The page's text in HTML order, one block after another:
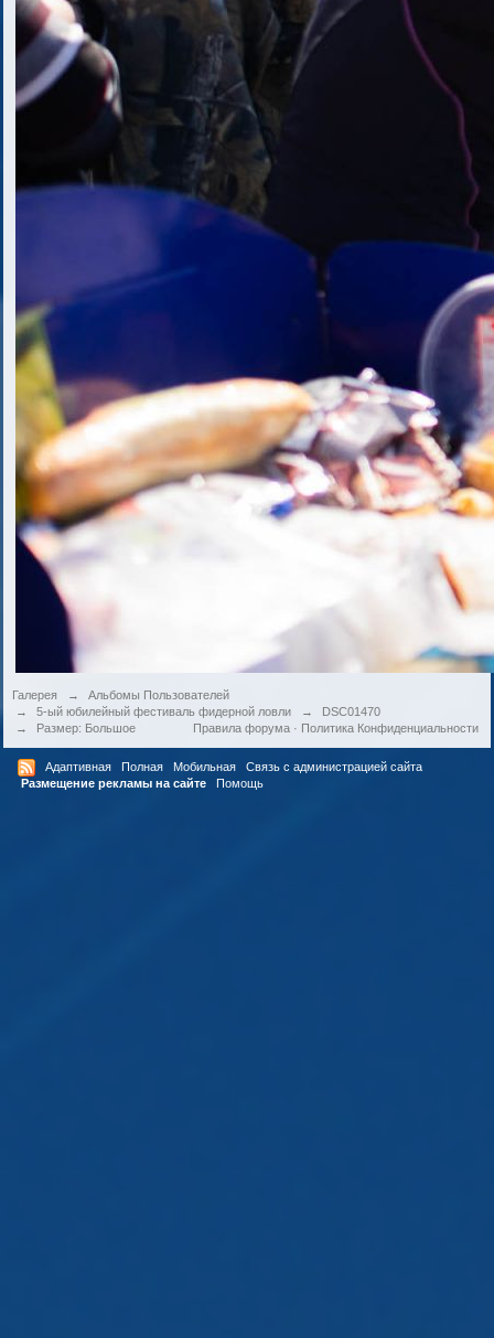
Галерея →
Альбомы Пользователей
→
5-ый юбилейный фестиваль фидерной ловли →
DSC01470
→
Размер: Большое Политика Конфиденциальности
Правила форума·
Адаптивная Полная Мобильная
Связь с администрацией сайта
Размещение рекламы на сайте
Помощь